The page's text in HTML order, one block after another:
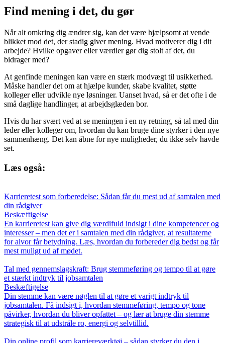
Find mening i det, du gør
Når alt omkring dig ændrer sig, kan det være hjælpsomt at vende
blikket mod det, der stadig giver mening. Hvad motiverer dig i dit
arbejde? Hvilke opgaver eller værdier gør dig stolt af det, du
bidrager med?
At genfinde meningen kan være en stærk modvægt til usikkerhed.
Måske handler det om at hjælpe kunder, skabe kvalitet, støtte
kolleger eller udvikle nye løsninger. Uanset hvad, så er det ofte i de
små daglige handlinger, at arbejdsglæden bor.
Hvis du har svært ved at se meningen i en ny retning, så tal med din
leder eller kolleger om, hvordan du kan bruge dine styrker i den nye
sammenhæng. Det kan åbne for nye muligheder, du ikke selv havde
set.
Læs også:
Karrieretest som forberedelse: Sådan får du mest ud af samtalen med
din rådgiver
Beskæftigelse
En karrieretest kan give dig værdifuld indsigt i dine kompetencer og
interesser – men det er i samtalen med din rådgiver, at resultaterne
for alvor får betydning. Læs, hvordan du forbereder dig bedst og får
mest muligt ud af mødet.
Tal med gennemslagskraft: Brug stemmeføring og tempo til at gøre
et stærkt indtryk til jobsamtalen
Beskæftigelse
Din stemme kan være nøglen til at gøre et varigt indtryk til
jobsamtalen. Få indsigt i, hvordan stemmeføring, tempo og tone
påvirker, hvordan du bliver opfattet – og lær at bruge din stemme
strategisk til at udstråle ro, energi og selvtillid.
Din online profil som karriereværktøj – sådan styrker du den i